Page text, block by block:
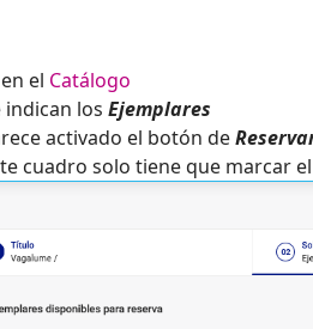
el Catálogo
indican los Ejemplares
activado el botón de
cuadro solo tiene que marcar